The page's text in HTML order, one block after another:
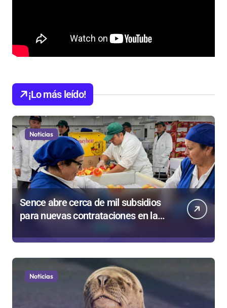
¡Lo más leído!
Noticias
Sence abre cerca de mil subsidios
para nuevas contrataciones en la
Noticias